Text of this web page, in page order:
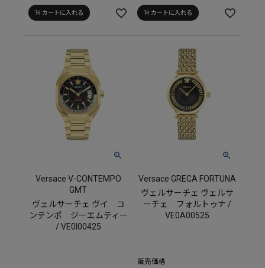
カートに入れる カートに入れる
Versace V-CONTEMPO
GMT
ヴェルサーチェ ヴイ コ
ンテンポ ジーエムティー
/ VE0I00425
Versace GRECA FORTUNA
ヴェルサーチェ ヴェルサ
ーチェ フォルトゥナ /
VE0A00525
販売価格